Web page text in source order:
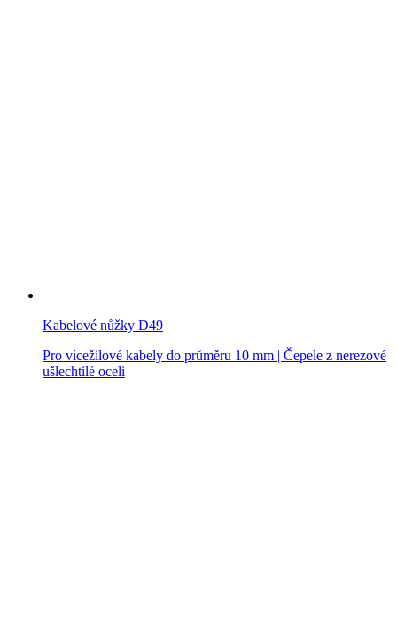
Kabelové nůžky D49
Pro vícežilové kabely do průměru 10 mm | Čepele z nerezové
ušlechtilé oceli